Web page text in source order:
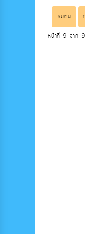
เริ่มต้น
หน้าที่ 9 จาก 9